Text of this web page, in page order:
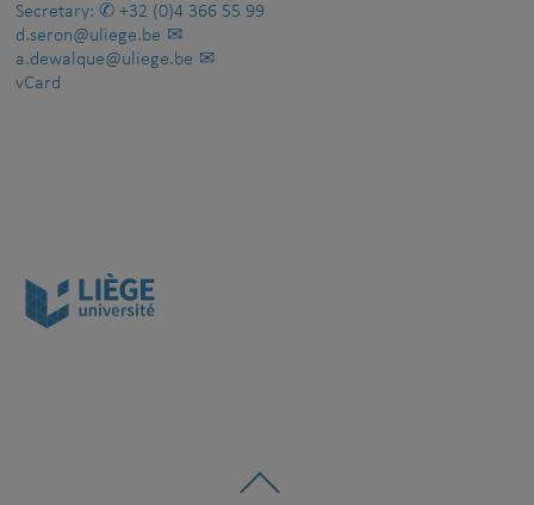
Secretary:
+32 (0)4 366 55 99
d.seron@uliege.be
a.dewalque@uliege.be
vCard